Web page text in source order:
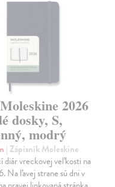
2026
dosky, S,
modrý
| Zápisník Moleskine
diár vreckovej veľkosti na
Na ľavej strane sú dni v